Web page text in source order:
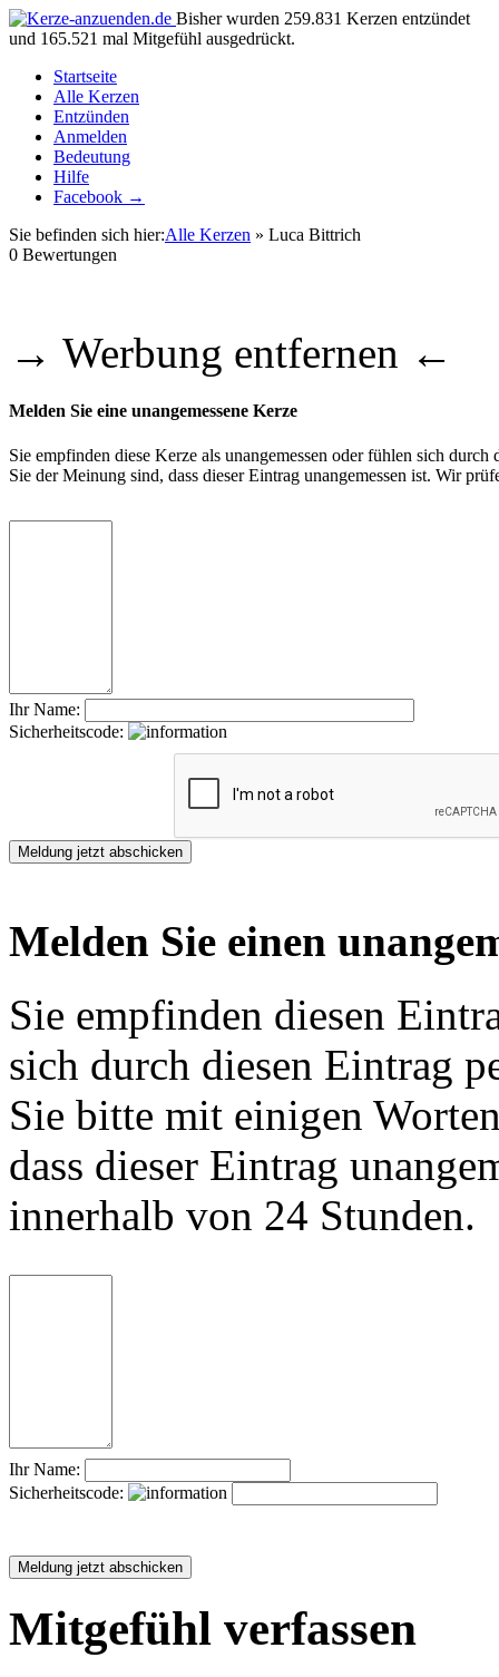
Bisher wurden 259.831 Kerzen entzündet
und 165.521 mal Mitgefühl ausgedrückt.
Startseite
Alle Kerzen
Entzünden
Anmelden
Bedeutung
Hilfe
Facebook →
Sie befinden sich hier:Alle Kerzen » Luca Bittrich
0 Bewertungen
→ Werbung entfernen ←
Melden Sie eine unangemessene Kerze
Sie empfinden diese Kerze als unangemessen oder fühlen sich
Sie der Meinung sind, dass dieser Eintrag unangemessen ist. Wir
Ihr Name:
Sicherheitscode:
Melden Sie einen
Sie empfinden diesen
sich durch diesen Eintrag
Sie bitte mit einigen
dass dieser Eintrag
innerhalb von 24 Stunden.
Ihr Name:
Sicherheitscode:
Mitgefühl verfassen